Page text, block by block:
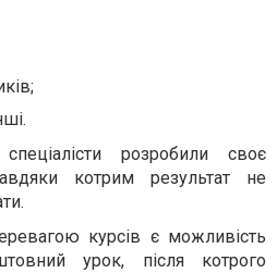
розробили своє
котрим результат не
курсів є можливість
урок, після котрого